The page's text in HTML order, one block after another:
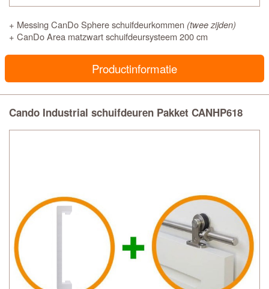
+ Messing CanDo Sphere schuifdeurkommen (twee zijden)
+ CanDo Area matzwart schuifdeursysteem 200 cm
Productinformatie
Cando Industrial schuifdeuren Pakket CANHP618